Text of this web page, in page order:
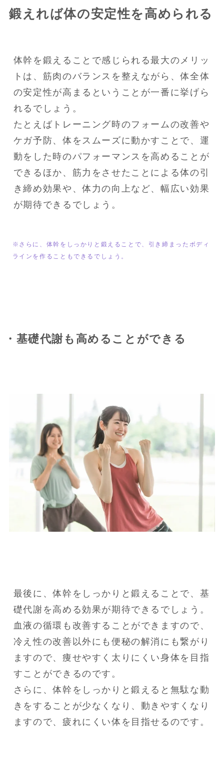
鍛えれば体の安定性を高められる
体幹を鍛えることで感じられる最大のメリッ
トは、筋肉のバランスを整えながら、体全体
の安定性が高まるということが一番に挙げら
れるでしょう。
たとえばトレーニング時のフォームの改善や
ケガ予防、体をスムーズに動かすことで、運
動をした時のパフォーマンスを高めることが
できるほか、筋力をさせたことによる体の引
き締め効果や、体力の向上など、幅広い効果
が期待できるでしょう。
※さらに、体幹をしっかりと鍛えることで、引き締まったボディ
ラインを作ることもできるでしょう。
・基礎代謝も高めることができる
最後に、体幹をしっかりと鍛えることで、基
礎代謝を高める効果が期待できるでしょう。
血液の循環も改善することができますので、
冷え性の改善以外にも便秘の解消にも繋がり
ますので、痩せやすく太りにくい身体を目指
すことができるのです。
さらに、体幹をしっかりと鍛えると無駄な動
きをすることが少なくなり、動きやすくなり
ますので、疲れにくい体を目指せるのです。